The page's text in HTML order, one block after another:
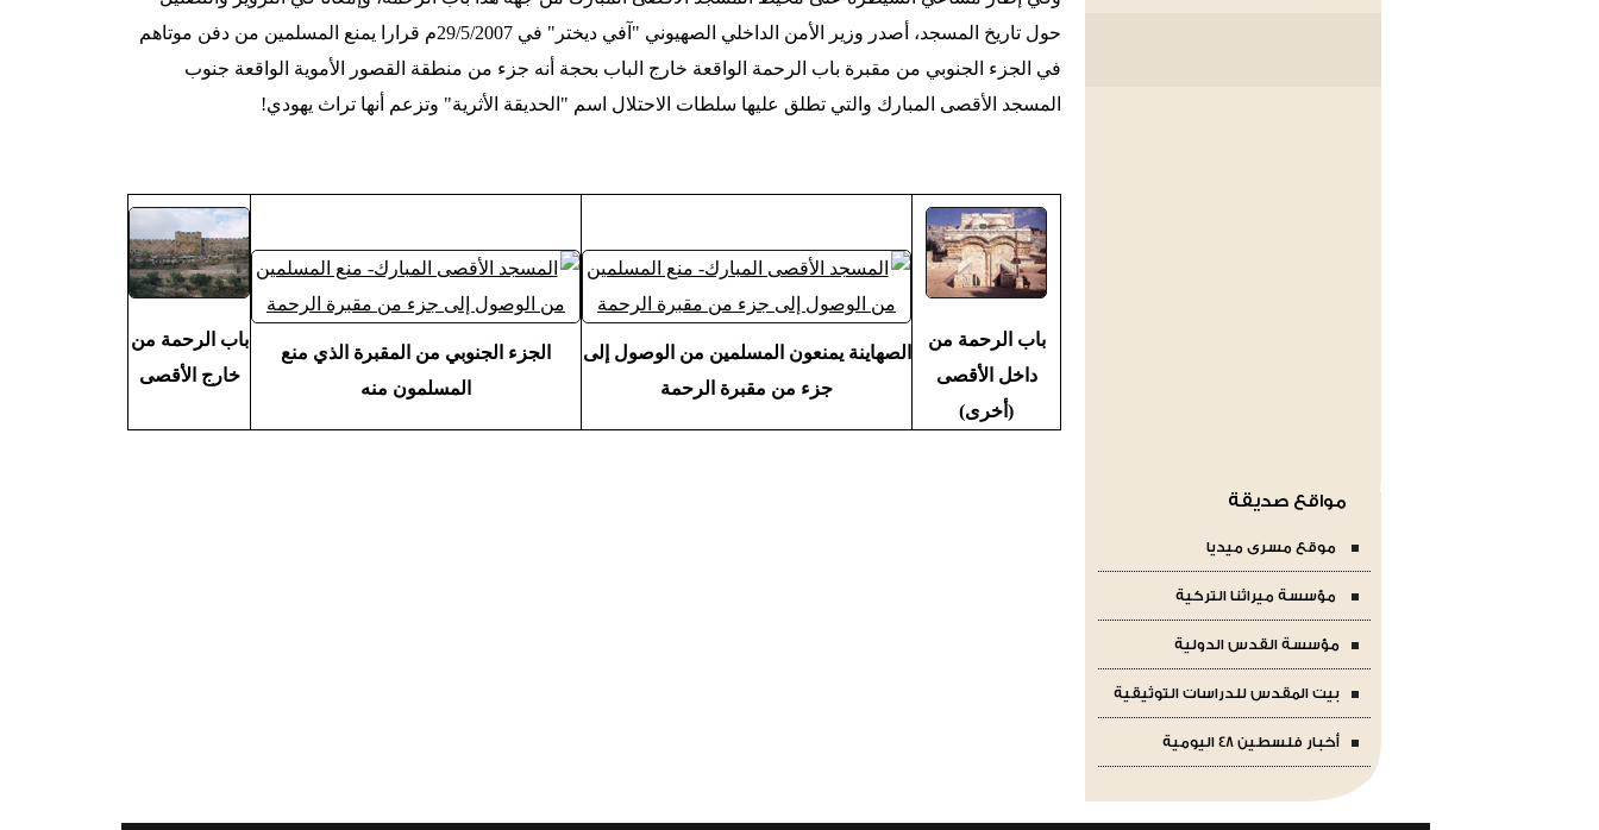
مواقع صديقة
موقع مسرى ميديا
مؤسسة ميراثنا التركية
مؤسسة القدس الدولية
بيت المقدس للدراسات التوثيقية
أخبار فلسطين 48 اليومية
حول تاريخ المسجد، أصدر وزير الأمن الداخلي الصهيوني "آفي ديختر" في 29/5/2007م قرارا يمنع المسلمين من دفن موتاهم
في الجزء الجنوبي من مقبرة باب الرحمة الواقعة خارج الباب بحجة أنه جزء من منطقة القصور الأموية الواقعة جنوب
المسجد الأقصى المبارك والتي تطلق عليها سلطات الاحتلال اسم "الحديقة الأثرية" وتزعم أنها تراث يهودي!
باب الرحمة من
داخل الأقصى
(أخرى)
الصهاينة يمنعون المسلمين من الوصول إلى
جزء من مقبرة الرحمة
الجزء الجنوبي من المقبرة الذي منع
المسلمون منه
باب الرحمة من
خارج الأقصى